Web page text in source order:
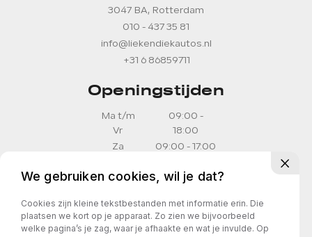
3047 BA, Rotterdam
010 - 437 35 81
info@liekendiekautos.nl
+31 6 86859711
Openingstijden
Ma t/m
Vr
09:00 -
18:00
Za
09:00 - 17:00
Geopend op afspraak
We gebruiken cookies, wil je dat?
Cookies zijn kleine tekstbestanden met informatie erin. Die
plaatsen we kort op je apparaat. Zo zien we bijvoorbeeld
welke pagina’s je zag, waar je afhaakte en wat je invulde. Op